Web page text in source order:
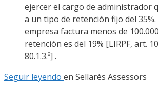
ejercer el cargo de administrador
a un tipo de retención fijo del
empresa factura menos de
retención es del 19% [LIRPF, art.
80.1.3.º] .
Seguir leyendo en Sellarès Assessors